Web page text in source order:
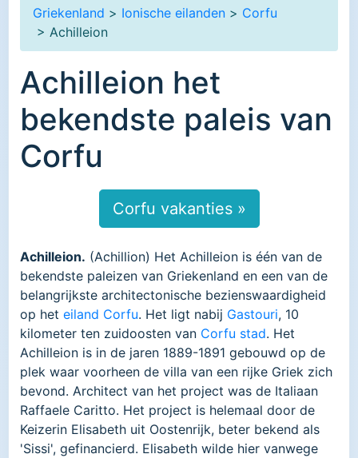
Griekenland > Ionische eilanden > Corfu
> Achilleion
Achilleion het
bekendste paleis van
Corfu
Corfu vakanties »
Achilleion. (Achillion) Het Achilleion is één van de
bekendste paleizen van Griekenland en een van de
belangrijkste architectonische bezienswaardigheid
op het eiland Corfu. Het ligt nabij Gastouri, 10
kilometer ten zuidoosten van Corfu stad. Het
Achilleion is in de jaren 1889-1891 gebouwd op de
plek waar voorheen de villa van een rijke Griek zich
bevond. Architect van het project was de Italiaan
Raffaele Caritto. Het project is helemaal door de
Keizerin Elisabeth uit Oostenrijk, beter bekend als
'Sissi', gefinancierd. Elisabeth wilde hier vanwege